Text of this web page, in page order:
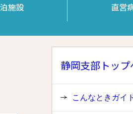
施設 直営
静岡支部トップ
こんなときガイ